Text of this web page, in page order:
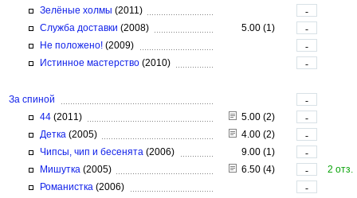
Зелёные холмы (2011)
-
Служба доставки (2008) 5.00 (1)
-
Не положено! (2009)
-
Истинное мастерство (2010) -
За спиной
-
44 (2011) 5.00 (2)
-
Детка (2005) 4.00 (2)
-
Чипсы, чип и бесенята (2006) 9.00 (1)
-
Мишутка (2005) 6.50 (4) -
2 отз.
Романистка (2006)
-